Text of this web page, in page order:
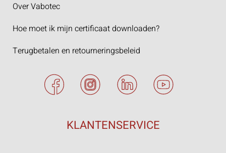
Over Vabotec
Hoe moet ik mijn certificaat downloaden?
Terugbetalen en retourneringsbeleid
KLANTENSERVICE